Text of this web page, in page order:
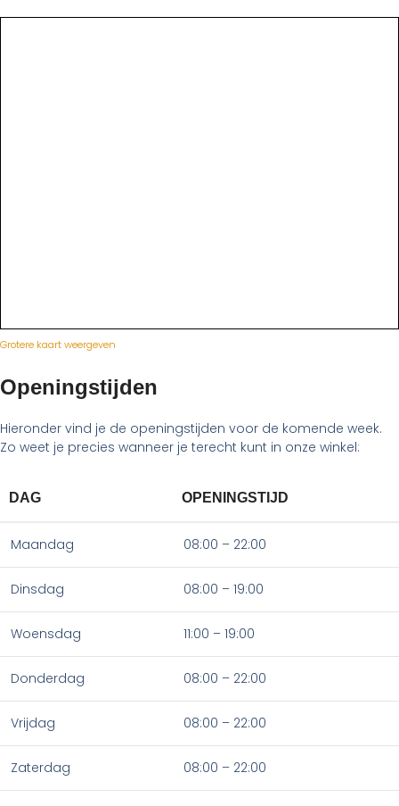
Grotere kaart weergeven
Openingstijden
Hieronder vind je de openingstijden voor de komende week.
Zo weet je precies wanneer je terecht kunt in onze winkel:
DAG OPENINGSTIJD
Maandag 08:00 – 22:00
Dinsdag 08:00 – 19:00
Woensdag 11:00 – 19:00
Donderdag 08:00 – 22:00
Vrijdag 08:00 – 22:00
Zaterdag 08:00 – 22:00